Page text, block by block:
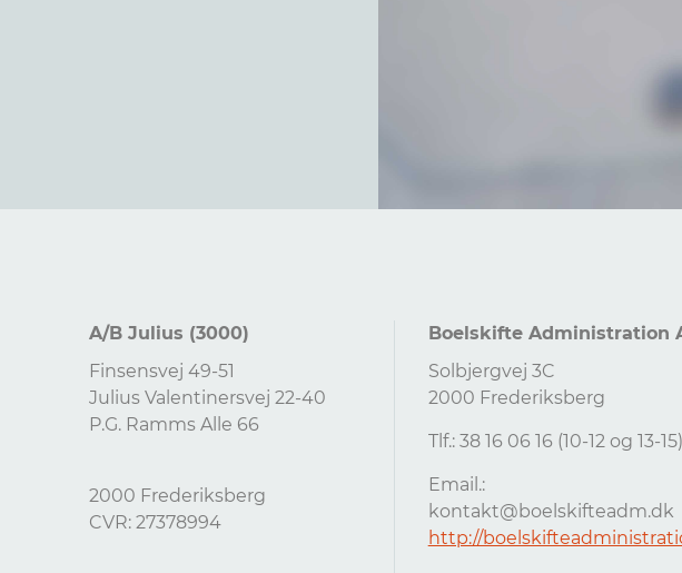
A/B Julius (3000)
Finsensvej 49-51
Julius Valentinersvej 22-40
P.G. Ramms Alle 66
2000 Frederiksberg
CVR: 27378994
Boelskifte Administration
Solbjergvej 3C
2000 Frederiksberg
Tlf.: 38 16 06 16 (10-12 og 13-15)
Email.:
kontakt@boelskifteadm.dk
http://